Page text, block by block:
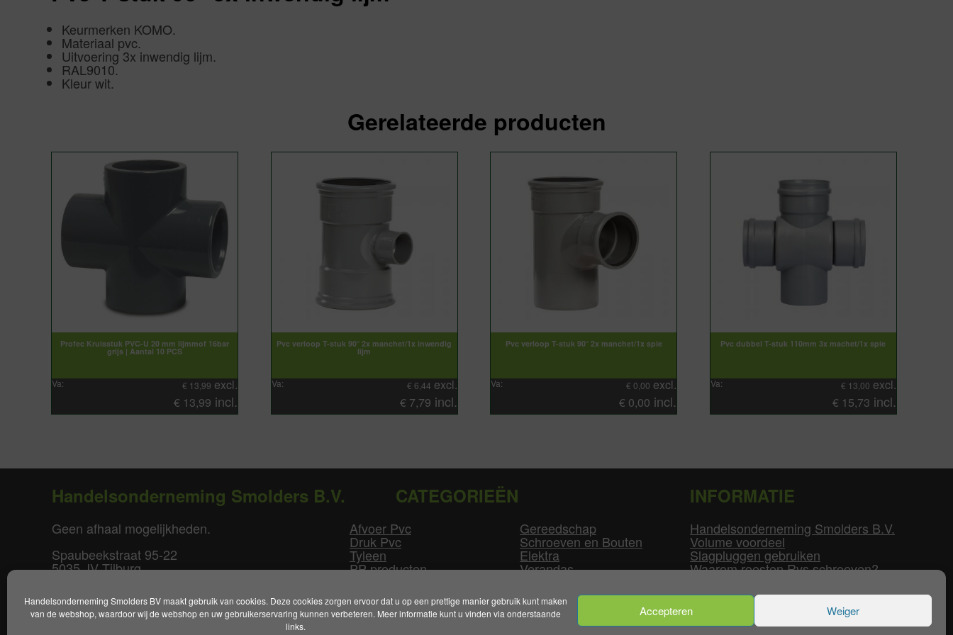
Handelsonderneming Smolders BV maakt gebruik van cookies. Deze cookies zorgen ervoor dat u op een prettige manier gebruik kunt maken
van de webshop, waardoor wij de webshop en uw gebruikerservaring kunnen verbeteren. Meer informatie kunt u vinden via onderstaande
links.
Accepteren Weiger
Keurmerken KOMO.
Materiaal pvc.
Uitvoering 3x inwendig lijm.
RAL9010.
Kleur wit.
Gerelateerde producten
Profec Kruisstuk PVC-U 20 mm lijmmof 16bar
grijs | Aantal 10 PCS
Va: € 13,99 excl.
€ 13,99 incl.
Pvc verloop T-stuk 90° 2x manchet/1x inwendig
lijm
Va: € 6,44 excl.
€ 7,79 incl.
Pvc verloop T-stuk 90° 2x manchet/1x spie
Va: €0,00 excl.
€ 0,00 incl.
Pvc dubbel T-stuk 110mm 3x machet/1x spie
Va: € 13,00 excl.
€ 15,73 incl.
Handelsonderneming Smolders B.V.
Geen afhaal mogelijkheden.
Spaubeekstraat 95-22
5035 JV Tilburg
T. +31(0)85-0640877
E.info@smoldersbv.nl
CATEGORIEËN
Afvoer Pvc
Druk Pvc
Tyleen
PP producten
GLW producten
Gereedschap
Schroeven en Bouten
Elektra
Verandas
Overige
INFORMATIE
Handelsonderneming Smolders B.V.
Volume voordeel
Slagpluggen gebruiken
Waarom roesten Rvs schroeven?
Pvc-buizen diameters
Flenzen tabel